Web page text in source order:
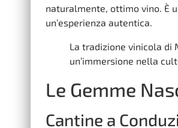
naturalmente, ottimo vino. È
un’esperienza autentica.
La tradizione vinicola di
un’immersione nella
Le Gemme
Cantine a